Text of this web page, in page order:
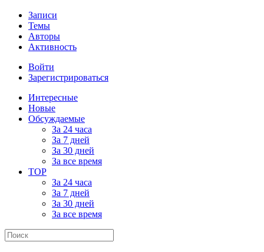
Записи
Темы
Авторы
Активность
Войти
Зарегистрироваться
Интересные
Новые
Обсуждаемые
За 24 часа
За 7 дней
За 30 дней
За все время
TOP
За 24 часа
За 7 дней
За 30 дней
За все время